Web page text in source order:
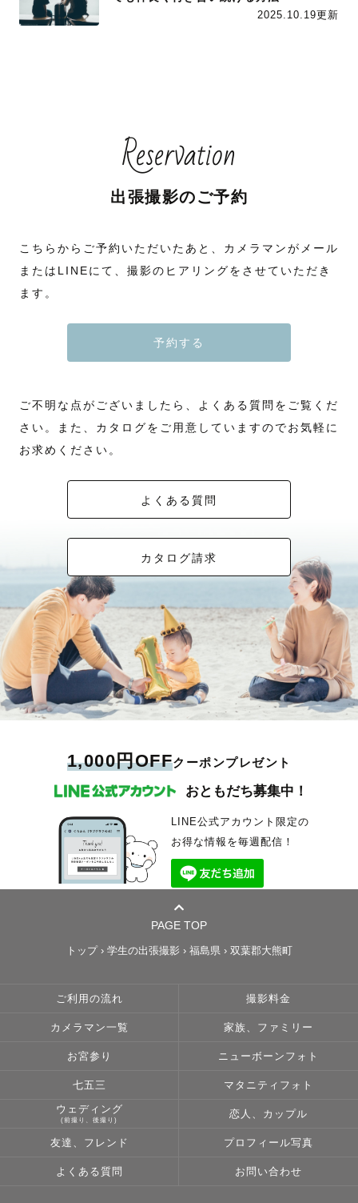
2025.10.19更新
Reservation
出張撮影のご予約
こちらからご予約いただいたあと、カメラマンがメール
またはLINEにて、撮影のヒアリングをさせていただき
ます。
予約する
ご不明な点がございましたら、よくある質問をご覧くだ
さい。また、カタログをご用意していますのでお気軽に
お求めください。
よくある質問
カタログ請求
1,000円OFFクーポンプレゼント
おともだち募集中！
LINE公式アカウント限定の
お得な情報を毎週配信！
PAGE TOP
トップ› 学生の出張撮影 › 福島県› 双葉郡大熊町
ご利用の流れ 撮影料金
カメラマン一覧 家族、ファミリー
お宮参り ニューボーンフォト
七五三 マタニティフォト
ウェディング
(前撮り、後撮り)
恋人、カップル
友達、フレンド プロフィール写真
よくある質問 お問い合わせ